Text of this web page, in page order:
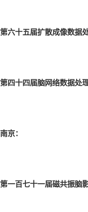
第六十五届扩散成像数据
第四十四届脑网络数据处
南京：
第一百七十一届磁共振脑